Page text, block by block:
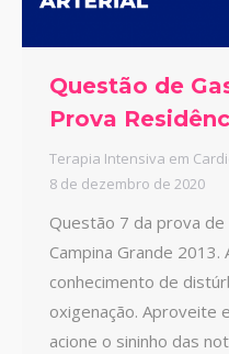
Questão de
Prova
Terapia Intensiva em
8 de dezembro de 2020
Questão 7 da prova de
Campina Grande
conhecimento de
oxigenação. Aproveite
acione o sininho das